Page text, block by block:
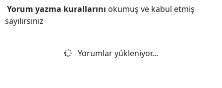
Yorum yazma kurallarını okumuş ve kabul etmiş
sayılırsınız
Yorumlar yükleniyor...